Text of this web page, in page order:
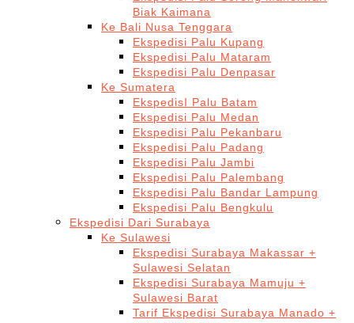
Biak Kaimana
Ke Bali Nusa Tenggara
Ekspedisi Palu Kupang
Ekspedisi Palu Mataram
Ekspedisi Palu Denpasar
Ke Sumatera
EkspedisI Palu Batam
Ekspedisi Palu Medan
Ekspedisi Palu Pekanbaru
Ekspedisi Palu Padang
Ekspedisi Palu Jambi
Ekspedisi Palu Palembang
Ekspedisi Palu Bandar Lampung
Ekspedisi Palu Bengkulu
Ekspedisi Dari Surabaya
Ke Sulawesi
Ekspedisi Surabaya Makassar +
Sulawesi Selatan
Ekspedisi Surabaya Mamuju +
Sulawesi Barat
Tarif Ekspedisi Surabaya Manado +